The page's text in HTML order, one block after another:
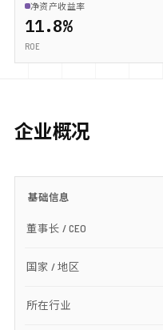
净资产收益率
11.8%
ROE
企业概况
基础信息
董事长 / CEO
国家 / 地区
所在行业